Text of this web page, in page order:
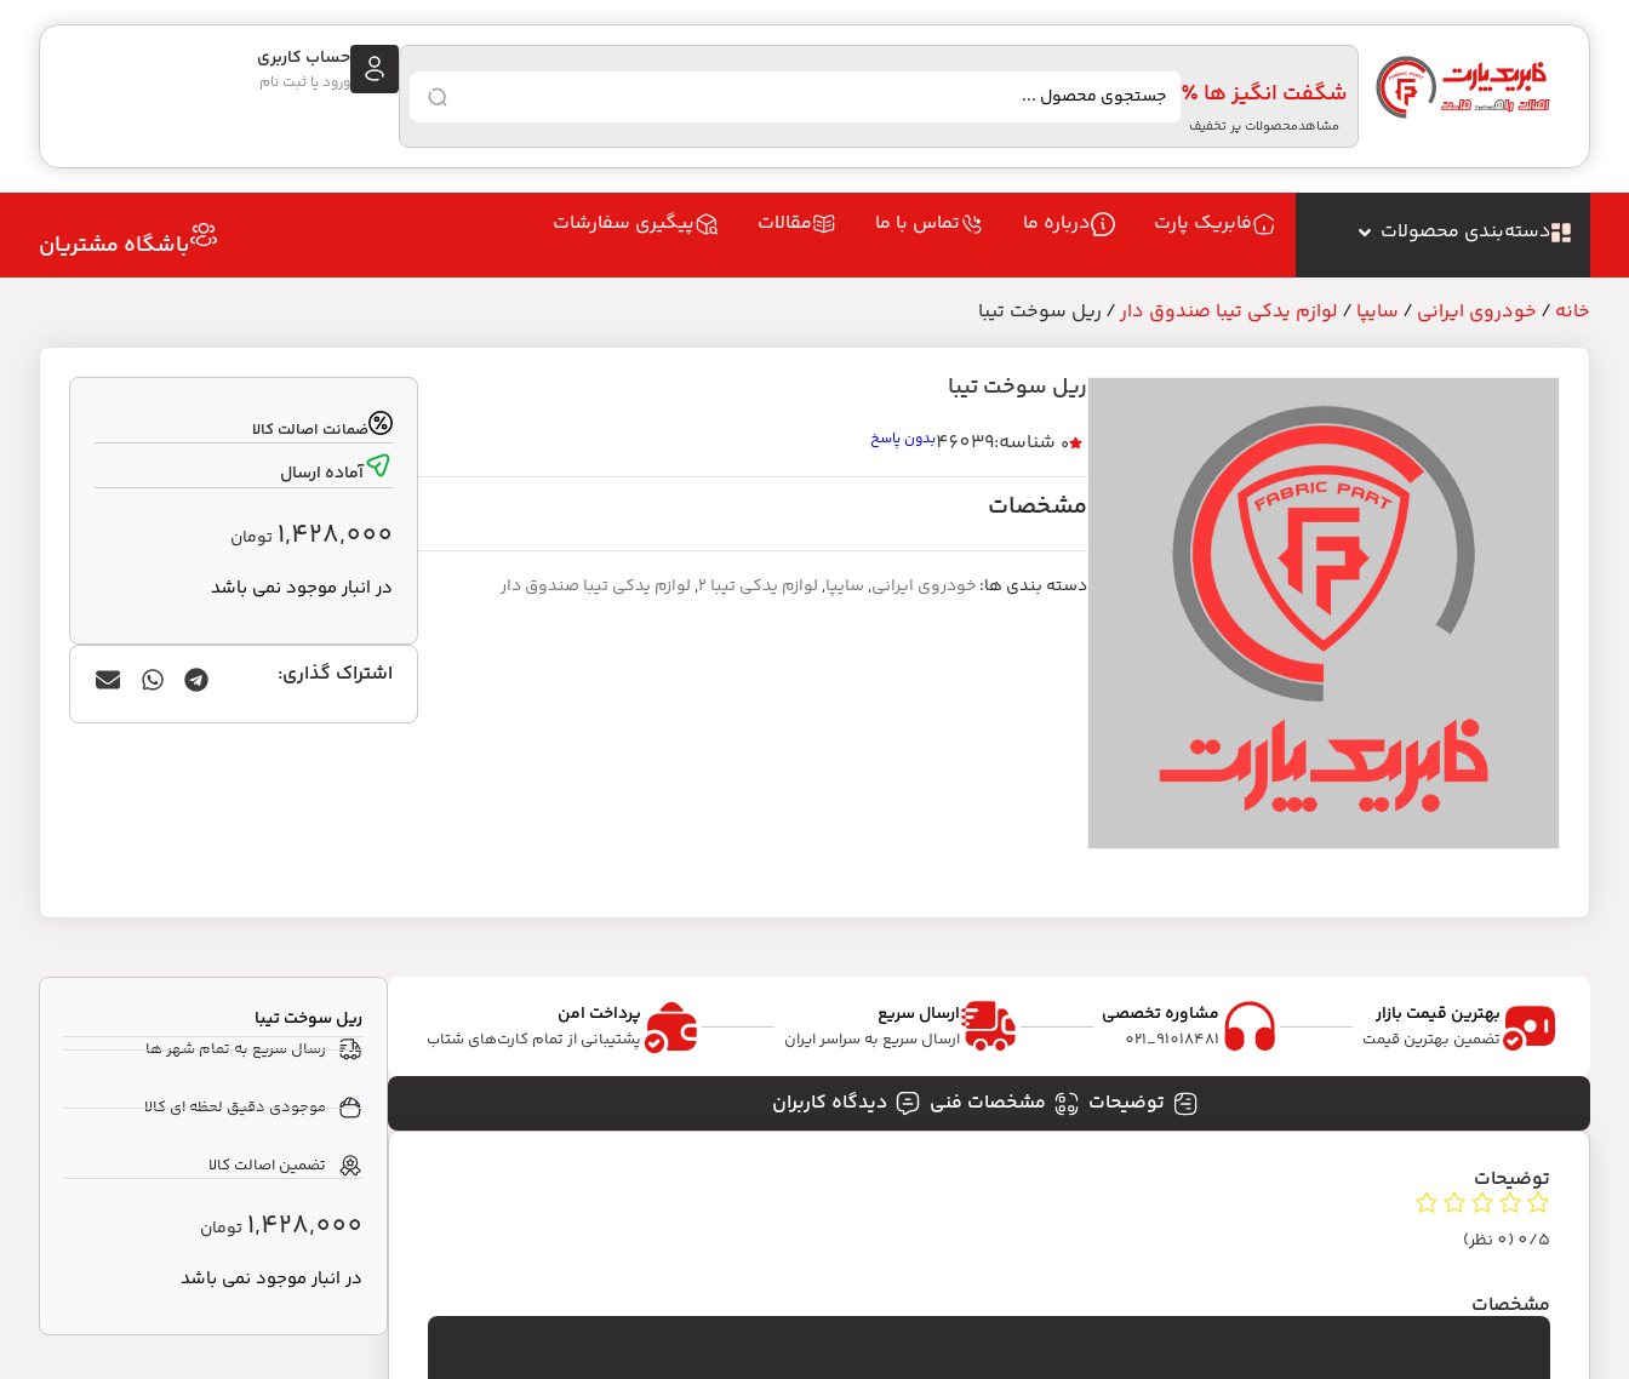
شگفت انگیز ها ٪
مشاهدمحصولات پر تخفیف
حساب کاربری
ورود یا ثبت نام
دسته‌بندی محصولات فابریک پارت درباره ما تماس با ما مقالات پیگیری سفارشات
باشگاه مشتریان
خانه / خودروی ایرانی / سایپا / لوازم یدکی تیبا صندوق دار/ ریل سوخت تیبا
ریل سوخت تیبا
0 شناسه:46039 بدون پاسخ
مشخصات
دسته بندی ها:خودروی ایرانی,سایپا,لوازم یدکی تیبا 2 ,لوازم یدکی تیبا صندوق دار
ضمانت اصالت کالا
آماده ارسال
1,428,000 تومان
در انبار موجود نمی باشد
اشتراک گذاری:
بهترین قیمت بازار
تضمین بهترین قیمت
مشاوره تخصصی
91018481_021
ارسال سریع
ارسال سریع به سراسر ایران
پرداخت امن
پشتیبانی از تمام کارت‌های شتاب
توضیحات مشخصات فنی دیدگاه کاربران
توضیحات
0/5 (0 نظر)
مشخصات
ریل سوخت تیبا
رسال سریع به تمام شهر ها
موجودی دقیق لحظه ای کالا
تضمین اصالت کالا
1,428,000 تومان
در انبار موجود نمی باشد